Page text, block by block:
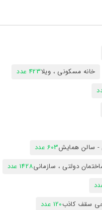
خانه مسکونی ، ویلا423 عدد
- سالن همایش603 عدد
دولتی ، سازمانی1428 عدد
سقف کاذب120 عدد